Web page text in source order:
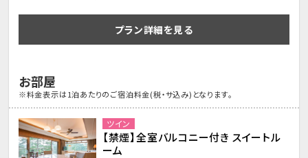
プラン詳細を見る
お部屋
※料金表示は1泊あたりのご宿泊料金(税・サ込み)となります。
ツイン
【禁煙】全室バルコニー付き スイートル
ーム